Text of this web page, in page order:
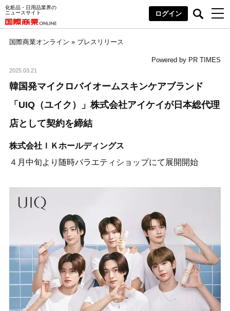
化粧品・日用品業界の
ニュースサイト
ログイン
国際商業オンライン » プレスリリース
Powered by PR TIMES
2025.03.21
韓国発マイクロバイオームスキンケアブランド
「UIQ（ユイク）」株式会社アイケイが日本総代理
店として契約を締結
株式会社ＩＫホールディングス
４月中旬より随時バラエティショップにて展開開始